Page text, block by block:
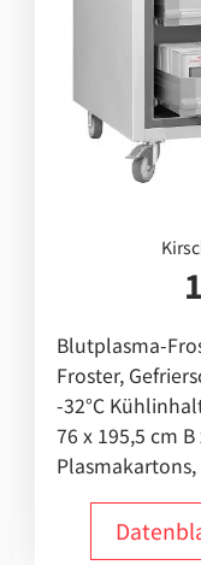
Blutplasma-
Froster,
-32°C
76 x 195,5 cm
Plasmakartons,